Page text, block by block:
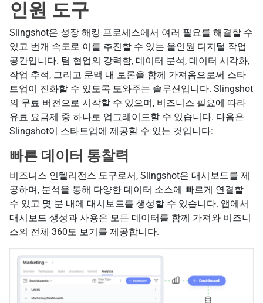
인원 도구
Slingshot은 성장 해킹 프로세스에서 여러 필요를 해결할 수
있고 번개 속도로 이를 추진할 수 있는 올인원 디지털 작업
공간입니다. 팀 협업의 강력함, 데이터 분석, 데이터 시각화,
작업 추적, 그리고 문맥 내 토론을 함께 가져옴으로써 스타
트업이 진화할 수 있도록 도와주는 솔루션입니다. Slingshot
의 무료 버전으로 시작할 수 있으며, 비즈니스 필요에 따라
유료 요금제 중 하나로 업그레이드할 수 있습니다. 다음은
Slingshot이 스타트업에 제공할 수 있는 것입니다:
빠른 데이터 통찰력
비즈니스 인텔리전스 도구로서, Slingshot은 대시보드를 제
공하며, 분석을 통해 다양한 데이터 소스에 빠르게 연결할
수 있고 몇 분 내에 대시보드를 생성할 수 있습니다. 앱에서
대시보드 생성과 사용은 모든 데이터를 함께 가져와 비즈니
스의 전체 360도 보기를 제공합니다.